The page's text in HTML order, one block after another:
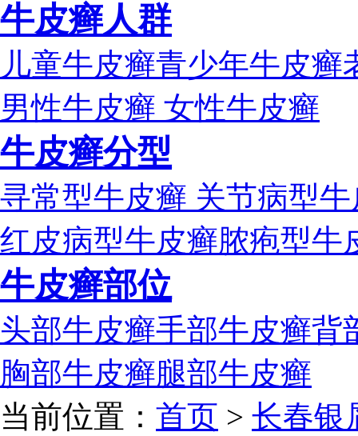
牛皮癣人群
儿童牛皮癣青少年牛皮癣
男性牛皮癣 女性牛皮癣
牛皮癣分型
寻常型牛皮癣 关节病型
红皮病型牛皮癣脓疱型牛
牛皮癣部位
头部牛皮癣手部牛皮癣背
胸部牛皮癣腿部牛皮癣
当前位置： 首页 > 长春银